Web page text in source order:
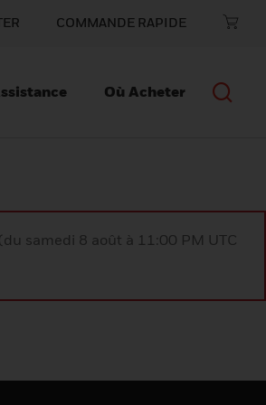
COMMANDE RAPIDE
Où Acheter
samedi 8 août à 11:00 PM UTC